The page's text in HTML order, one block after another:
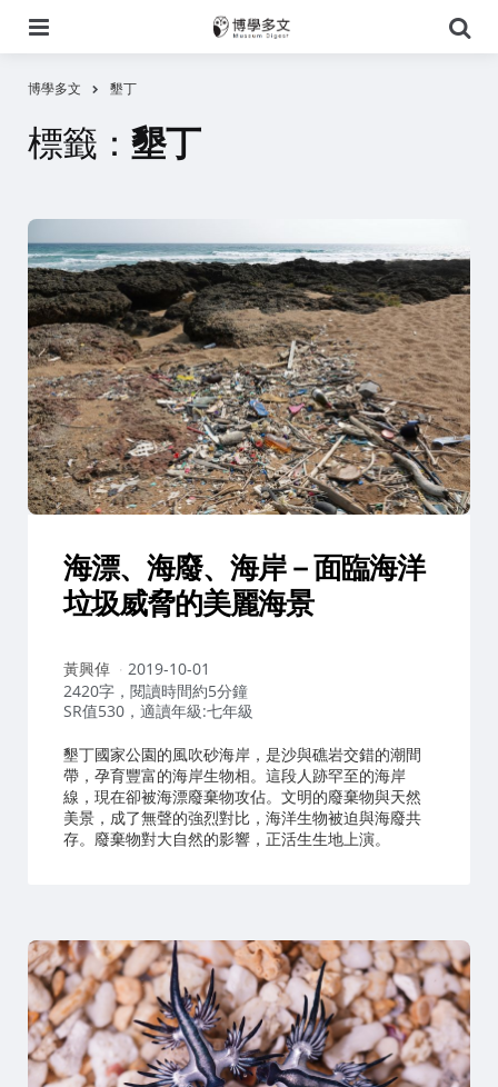
尋
博學多文 墾丁
標籤： 墾丁
海漂、海廢、海岸－面臨海洋
垃圾威脅的美麗海景
作
者：
黃興倬
2019-10-01
2420字，閱讀時間約5分鐘
SR值530，適讀年級:七年級
墾丁國家公園的風吹砂海岸，是沙與礁岩交錯的潮間
帶，孕育豐富的海岸生物相。這段人跡罕至的海岸
線，現在卻被海漂廢棄物攻佔。文明的廢棄物與天然
美景，成了無聲的強烈對比，海洋生物被迫與海廢共
存。廢棄物對大自然的影響，正活生生地上演。